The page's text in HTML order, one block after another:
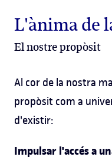
L'ànima de
El nostre propòsit
Al cor de la nostra
propòsit com a
d'existir:
Impulsar l'accés a